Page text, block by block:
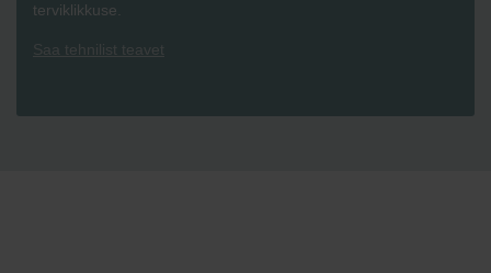
terviklikkuse.
Saa tehnilist teavet